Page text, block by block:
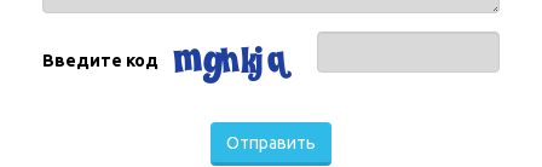
Введите код
Отправить